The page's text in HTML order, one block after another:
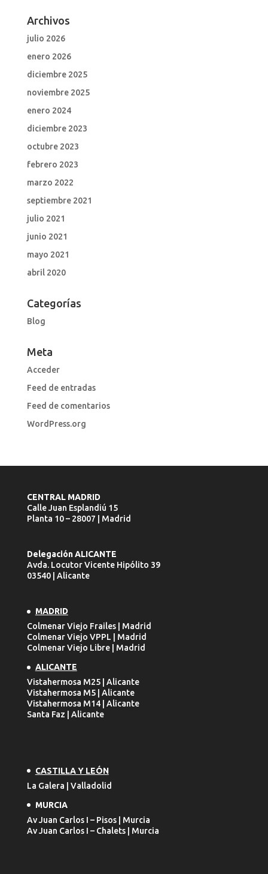
Archivos
julio 2026
enero 2026
diciembre 2025
noviembre 2025
enero 2024
diciembre 2023
octubre 2023
febrero 2023
marzo 2022
septiembre 2021
julio 2021
junio 2021
mayo 2021
abril 2020
Categorías
Blog
Meta
Acceder
Feed de entradas
Feed de comentarios
WordPress.org
CENTRAL MADRID
Calle Juan Esplandiú 15
Planta 10 – 28007 | Madrid
Delegación ALICANTE
Avda. Locutor Vicente Hipólito 39
03540 | Alicante
MADRID
Colmenar Viejo Frailes | Madrid
Colmenar Viejo VPPL | Madrid
Colmenar Viejo Libre | Madrid
ALICANTE
Vistahermosa M25 | Alicante
Vistahermosa M5 | Alicante
Vistahermosa M14 | Alicante
Santa Faz | Alicante
CASTILLA Y LEÓN
La Galera | Valladolid
MURCIA
Av Juan Carlos I – Pisos | Murcia
Av Juan Carlos I – Chalets | Murcia